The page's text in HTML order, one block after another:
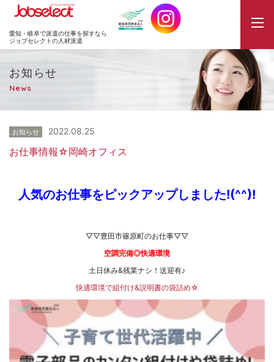
JobSelect
愛知・岐阜で派遣の仕事を探すなら
ジョブセレクトの人材派遣
お知らせ
News
お知らせ 2022.08.25
お仕事情報☆岡崎オフィス
人気のお仕事をピックアップしました!(^^)!
▽▽豊田市篠原町のお仕事▽▽
空調完備◎快適環境
土日休み&残業ナシ！送迎有♪
快適環境で組付け&説明書の袋詰め☆